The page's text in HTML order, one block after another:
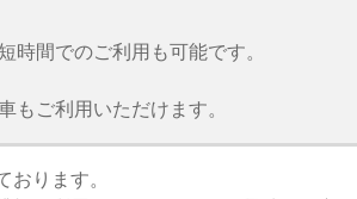
間でのご利用も可能です。
もご利用いただけます。
おります。